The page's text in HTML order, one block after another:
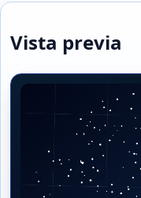
Vista previa